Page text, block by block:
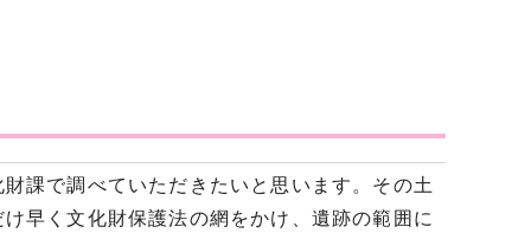
課で調べていただきたいと思います。その土
早く文化財保護法の網をかけ、遺跡の範囲に